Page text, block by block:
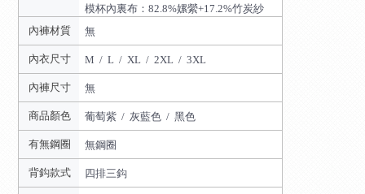
模杯內裏布：82.8%嫘縈+17.2%竹炭紗
內褲材質 無
內衣尺寸 M / L / XL / 2XL / 3XL
內褲尺寸 無
商品顏色 葡萄紫 / 灰藍色 / 黑色
有無鋼圈 無鋼圈
背鈎款式 四排三鈎